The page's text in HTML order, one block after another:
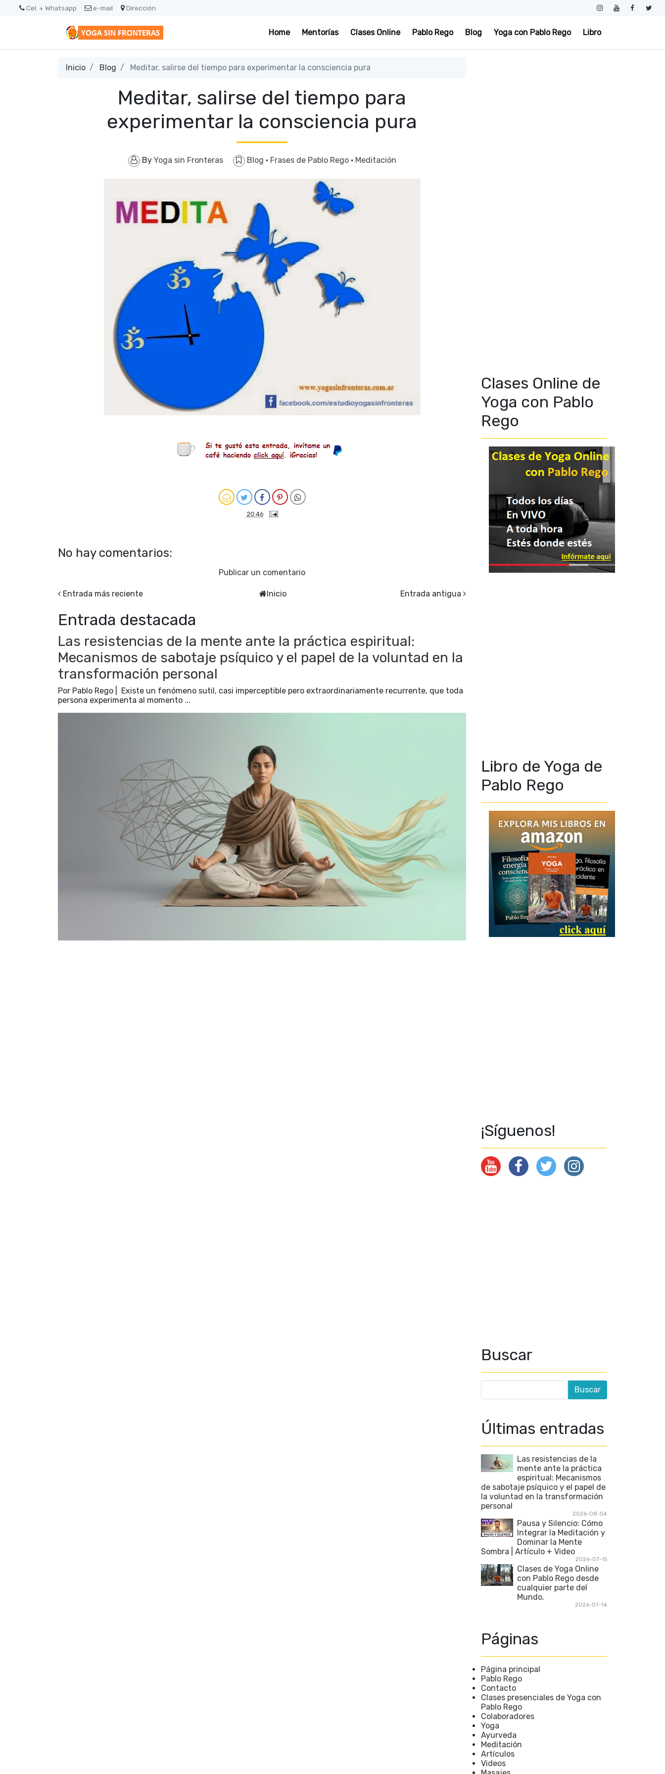
Cel. + Whatsapp e-mail Dirección
Home Mentorías Clases Online Pablo Rego Blog Yoga con Pablo Rego Libro
Inicio Blog Meditar, salirse del tiempo para experimentar la consciencia pura
Meditar, salirse del tiempo para
experimentar la consciencia pura
By Yoga sin Fronteras Blog · Frases de Pablo Rego · Meditación
20:46
No hay comentarios:
Publicar un comentario
Entrada más reciente Entrada antigua
Inicio
Entrada destacada
Las resistencias de la mente ante la práctica espiritual:
Mecanismos de sabotaje psíquico y el papel de la voluntad en la
transformación personal
Por Pablo Rego | Existe un fenómeno sutil, casi imperceptible pero extraordinariamente recurrente, que toda
persona experimenta al momento ...
Clases Online de
Yoga con Pablo
Rego
Libro de Yoga de
Pablo Rego
¡Síguenos!
Buscar
Últimas entradas
Las resistencias de la
mente ante la práctica
espiritual: Mecanismos
de sabotaje psíquico y el papel de
la voluntad en la transformación
personal
2026-08-04
Pausa y Silencio: Cómo
Integrar la Meditación y
Dominar la Mente
Sombra | Artículo + Video
2026-07-15
Clases de Yoga Online
con Pablo Rego desde
cualquier parte del
Mundo.
2026-07-14
Páginas
Página principal
Pablo Rego
Contacto
Clases presenciales de Yoga con
Pablo Rego
Colaboradores
Yoga
Ayurveda
Meditación
Artículos
Videos